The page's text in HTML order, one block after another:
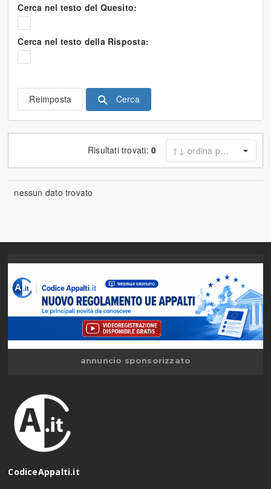
Cerca nel testo del Quesito:
Cerca nel testo della Risposta:
Reimposta Cerca
Risultati trovati: 0
nessun dato trovato
annuncio sponsorizzato
CodiceAppalti.it